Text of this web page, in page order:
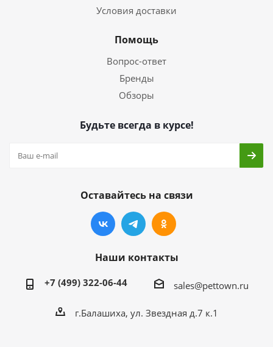
Условия доставки
Помощь
Вопрос-ответ
Бренды
Обзоры
Будьте всегда в курсе!
Оставайтесь на связи
Наши контакты
+7 (499) 322-06-44 sales@pettown.ru
г.Балашиха, ул. Звездная д.7 к.1